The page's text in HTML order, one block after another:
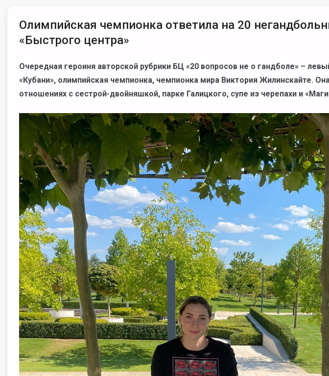
Олимпийская чемпионка ответила на 20
«Быстрого центра»
Очередная героиня авторской рубрики БЦ «20 вопросов не о гандболе» –
«Кубани», олимпийская чемпионка, чемпионка мира Виктория Жилинскайте.
отношениях с сестрой-двойняшкой, парке Галицкого, супе из черепахи и